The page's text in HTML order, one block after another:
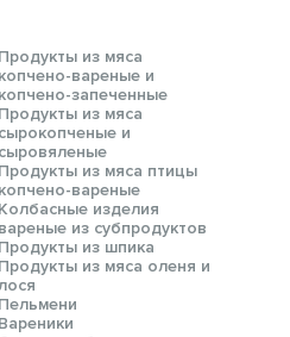
Продукты из мяса
копчено-вареные и
копчено-запеченные
Продукты из мяса
сырокопченые и
сыровяленые
Продукты из мяса птицы
копчено-вареные
Колбасные изделия
вареные из субпродуктов
Продукты из шпика
Продукты из мяса оленя и
Пельмени
Вареники